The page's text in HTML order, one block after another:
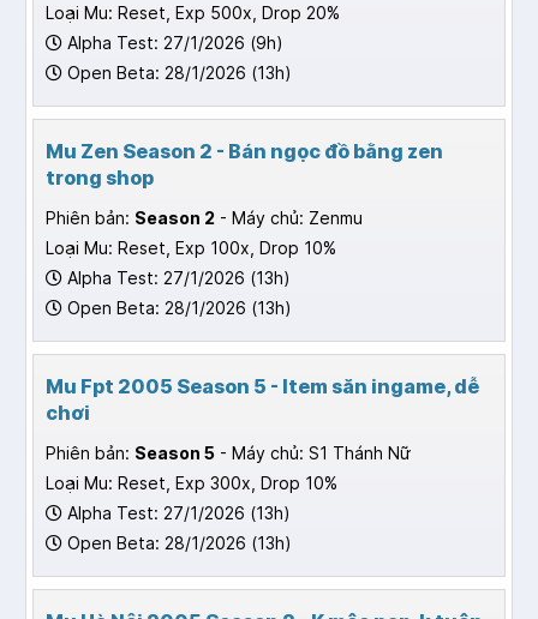
Loại Mu: Reset, Exp 500x, Drop 20%
Alpha Test: 27/1/2026 (9h)
Open Beta: 28/1/2026 (13h)
Mu Zen Season 2 - Bán ngọc đồ bằng zen
trong shop
Phiên bản: Season 2 - Máy chủ: Zenmu
Loại Mu: Reset, Exp 100x, Drop 10%
Alpha Test: 27/1/2026 (13h)
Open Beta: 28/1/2026 (13h)
Mu Fpt 2005 Season 5 - Item săn ingame, dễ
chơi
Phiên bản: Season 5 - Máy chủ: S1 Thánh Nữ
Loại Mu: Reset, Exp 300x, Drop 10%
Alpha Test: 27/1/2026 (13h)
Open Beta: 28/1/2026 (13h)